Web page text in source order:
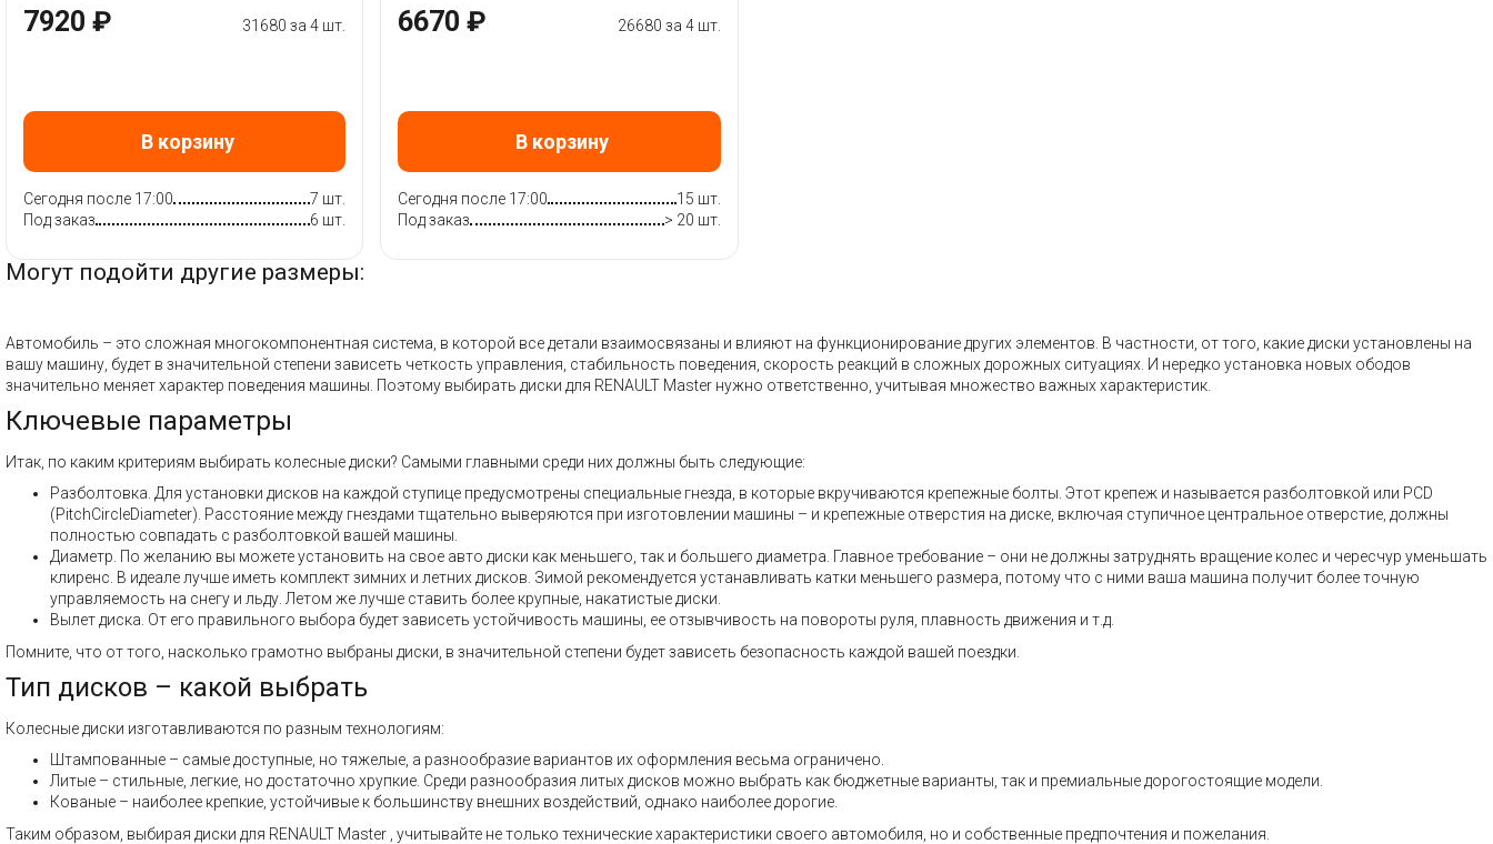
7920 ₽ 31680 за 4 шт.
В корзину
Сегодня после 17:00
7 шт.
Под заказ
6 шт.
6670 ₽ 26680 за 4 шт.
В корзину
Сегодня после 17:00
15 шт.
Под заказ
> 20 шт.
Могут подойти другие размеры:
Автомобиль – это сложная многокомпонентная система, в которой все детали взаимосвязаны и влияют на функционирование других элементов. В частности, от того, какие диски установлены на
вашу машину, будет в значительной степени зависеть четкость управления, стабильность поведения, скорость реакций в сложных дорожных ситуациях. И нередко установка новых ободов
значительно меняет характер поведения машины. Поэтому выбирать диски для RENAULT Master нужно ответственно, учитывая множество важных характеристик.
Ключевые параметры
Итак, по каким критериям выбирать колесные диски? Самыми главными среди них должны быть следующие:
Разболтовка. Для установки дисков на каждой ступице предусмотрены специальные гнезда, в которые вкручиваются крепежные болты. Этот крепеж и называется разболтовкой или PCD
(PitchCircleDiameter). Расстояние между гнездами тщательно выверяются при изготовлении машины – и крепежные отверстия на диске, включая ступичное центральное отверстие, должны
полностью совпадать с разболтовкой вашей машины.
Диаметр. По желанию вы можете установить на свое авто диски как меньшего, так и большего диаметра. Главное требование – они не должны затруднять вращение колес и чересчур уменьшать
клиренс. В идеале лучше иметь комплект зимних и летних дисков. Зимой рекомендуется устанавливать катки меньшего размера, потому что с ними ваша машина получит более точную
управляемость на снегу и льду. Летом же лучше ставить более крупные, накатистые диски.
Вылет диска. От его правильного выбора будет зависеть устойчивость машины, ее отзывчивость на повороты руля, плавность движения и т.д.
Помните, что от того, насколько грамотно выбраны диски, в значительной степени будет зависеть безопасность каждой вашей поездки.
Тип дисков – какой выбрать
Колесные диски изготавливаются по разным технологиям:
Штампованные – самые доступные, но тяжелые, а разнообразие вариантов их оформления весьма ограничено.
Литые – стильные, легкие, но достаточно хрупкие. Среди разнообразия литых дисков можно выбрать как бюджетные варианты, так и премиальные дорогостоящие модели.
Кованые – наиболее крепкие, устойчивые к большинству внешних воздействий, однако наиболее дорогие.
Таким образом, выбирая диски для RENAULT Master , учитывайте не только технические характеристики своего автомобиля, но и собственные предпочтения и пожелания.